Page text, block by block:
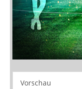
Vorschau